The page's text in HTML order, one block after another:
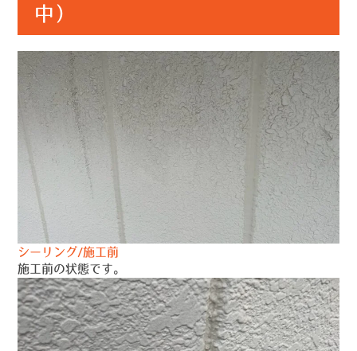
中）
シーリング/施工前
施工前の状態です。